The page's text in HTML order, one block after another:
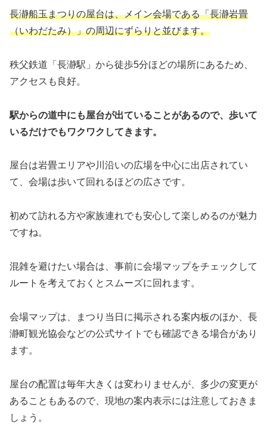
長瀞船玉まつりの屋台は、メイン会場である「長瀞岩畳
（いわだたみ）」の周辺にずらりと並びます。
秩父鉄道「長瀞駅」から徒歩5分ほどの場所にあるため、
アクセスも良好。
駅からの道中にも屋台が出ていることがあるので、歩いて
いるだけでもワクワクしてきます。
屋台は岩畳エリアや川沿いの広場を中心に出店されてい
て、会場は歩いて回れるほどの広さです。
初めて訪れる方や家族連れでも安心して楽しめるのが魅力
ですね。
混雑を避けたい場合は、事前に会場マップをチェックして
ルートを考えておくとスムーズに回れます。
会場マップは、まつり当日に掲示される案内板のほか、長
瀞町観光協会などの公式サイトでも確認できる場合があり
ます。
屋台の配置は毎年大きくは変わりませんが、多少の変更が
あることもあるので、現地の案内表示には注意しておきま
しょう。